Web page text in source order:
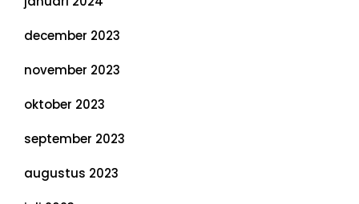
december 2023
november 2023
oktober 2023
september 2023
augustus 2023